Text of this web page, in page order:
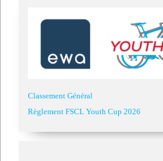
Classement Général
Règlement FSCL Youth Cup 2026